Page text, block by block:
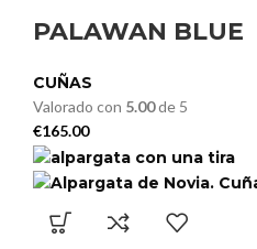
PALAWAN BLUE
CUÑAS
Valorado con 5.00de 5
€165.00